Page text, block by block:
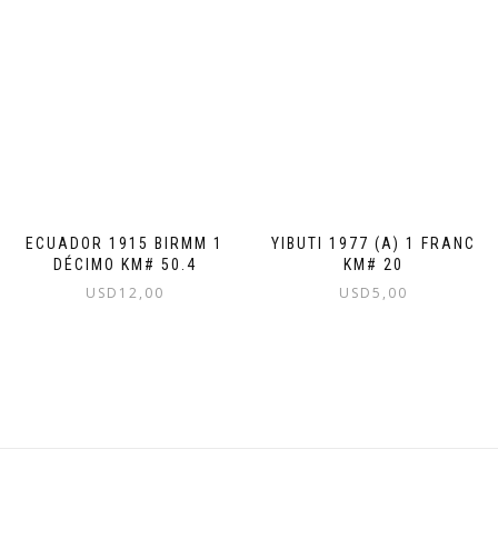
ECUADOR 1915 BIRMM 1
DÉCIMO KM# 50.4
USD 12,00
YIBUTI 1977 (A) 1 FRANC
KM# 20
USD5,00